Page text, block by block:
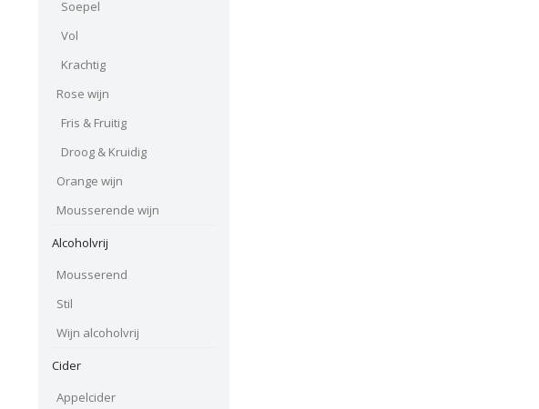
Soepel
Vol
Krachtig
Rose wijn
Fris & Fruitig
Droog & Kruidig
Orange wijn
Mousserende wijn
Alcoholvrij
Mousserend
Stil
Wijn alcoholvrij
Cider
Appelcider